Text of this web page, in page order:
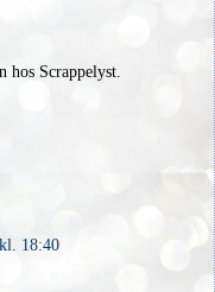
Scrappelyst.
18:40